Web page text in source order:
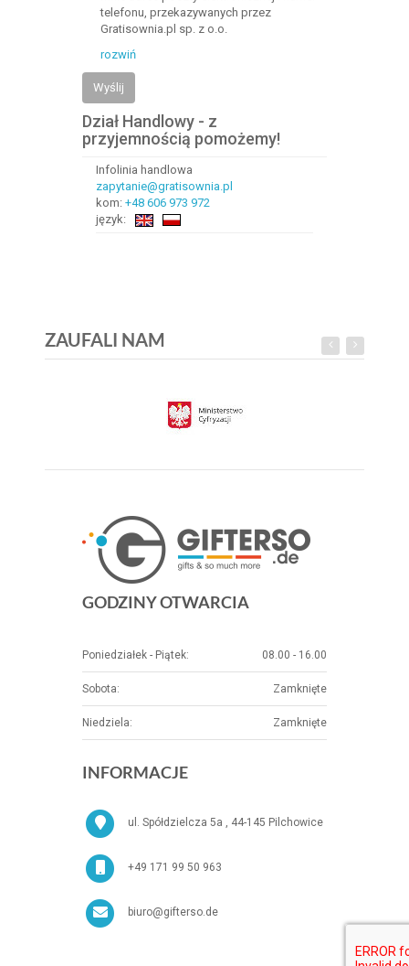
telefonu, przekazywanych przez
Gratisownia.pl sp. z o.o.
rozwiń
Wyślij
Dział Handlowy - z
przyjemnością pomożemy!
Infolinia handlowa
zapytanie@gratisownia.pl
kom: +48 606 973 972
język:
ZAUFALI NAM
GODZINY OTWARCIA
Poniedziałek - Piątek: 08.00 - 16.00
Sobota: Zamknięte
Niedziela: Zamknięte
INFORMACJE
ul. Spółdzielcza 5a , 44-145 Pilchowice
+49 171 99 50 963
biuro@gifterso.de